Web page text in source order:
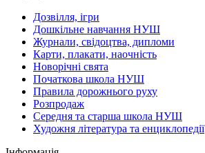
Дозвілля, ігри
Дошкільне навчання НУШ
Журнали, свідоцтва, дипломи
Карти, плакати, наочність
Новорічні свята
Початкова школа НУШ
Правила дорожнього руху
Розпродаж
Середня та старша школа НУШ
Художня література та енциклопедії